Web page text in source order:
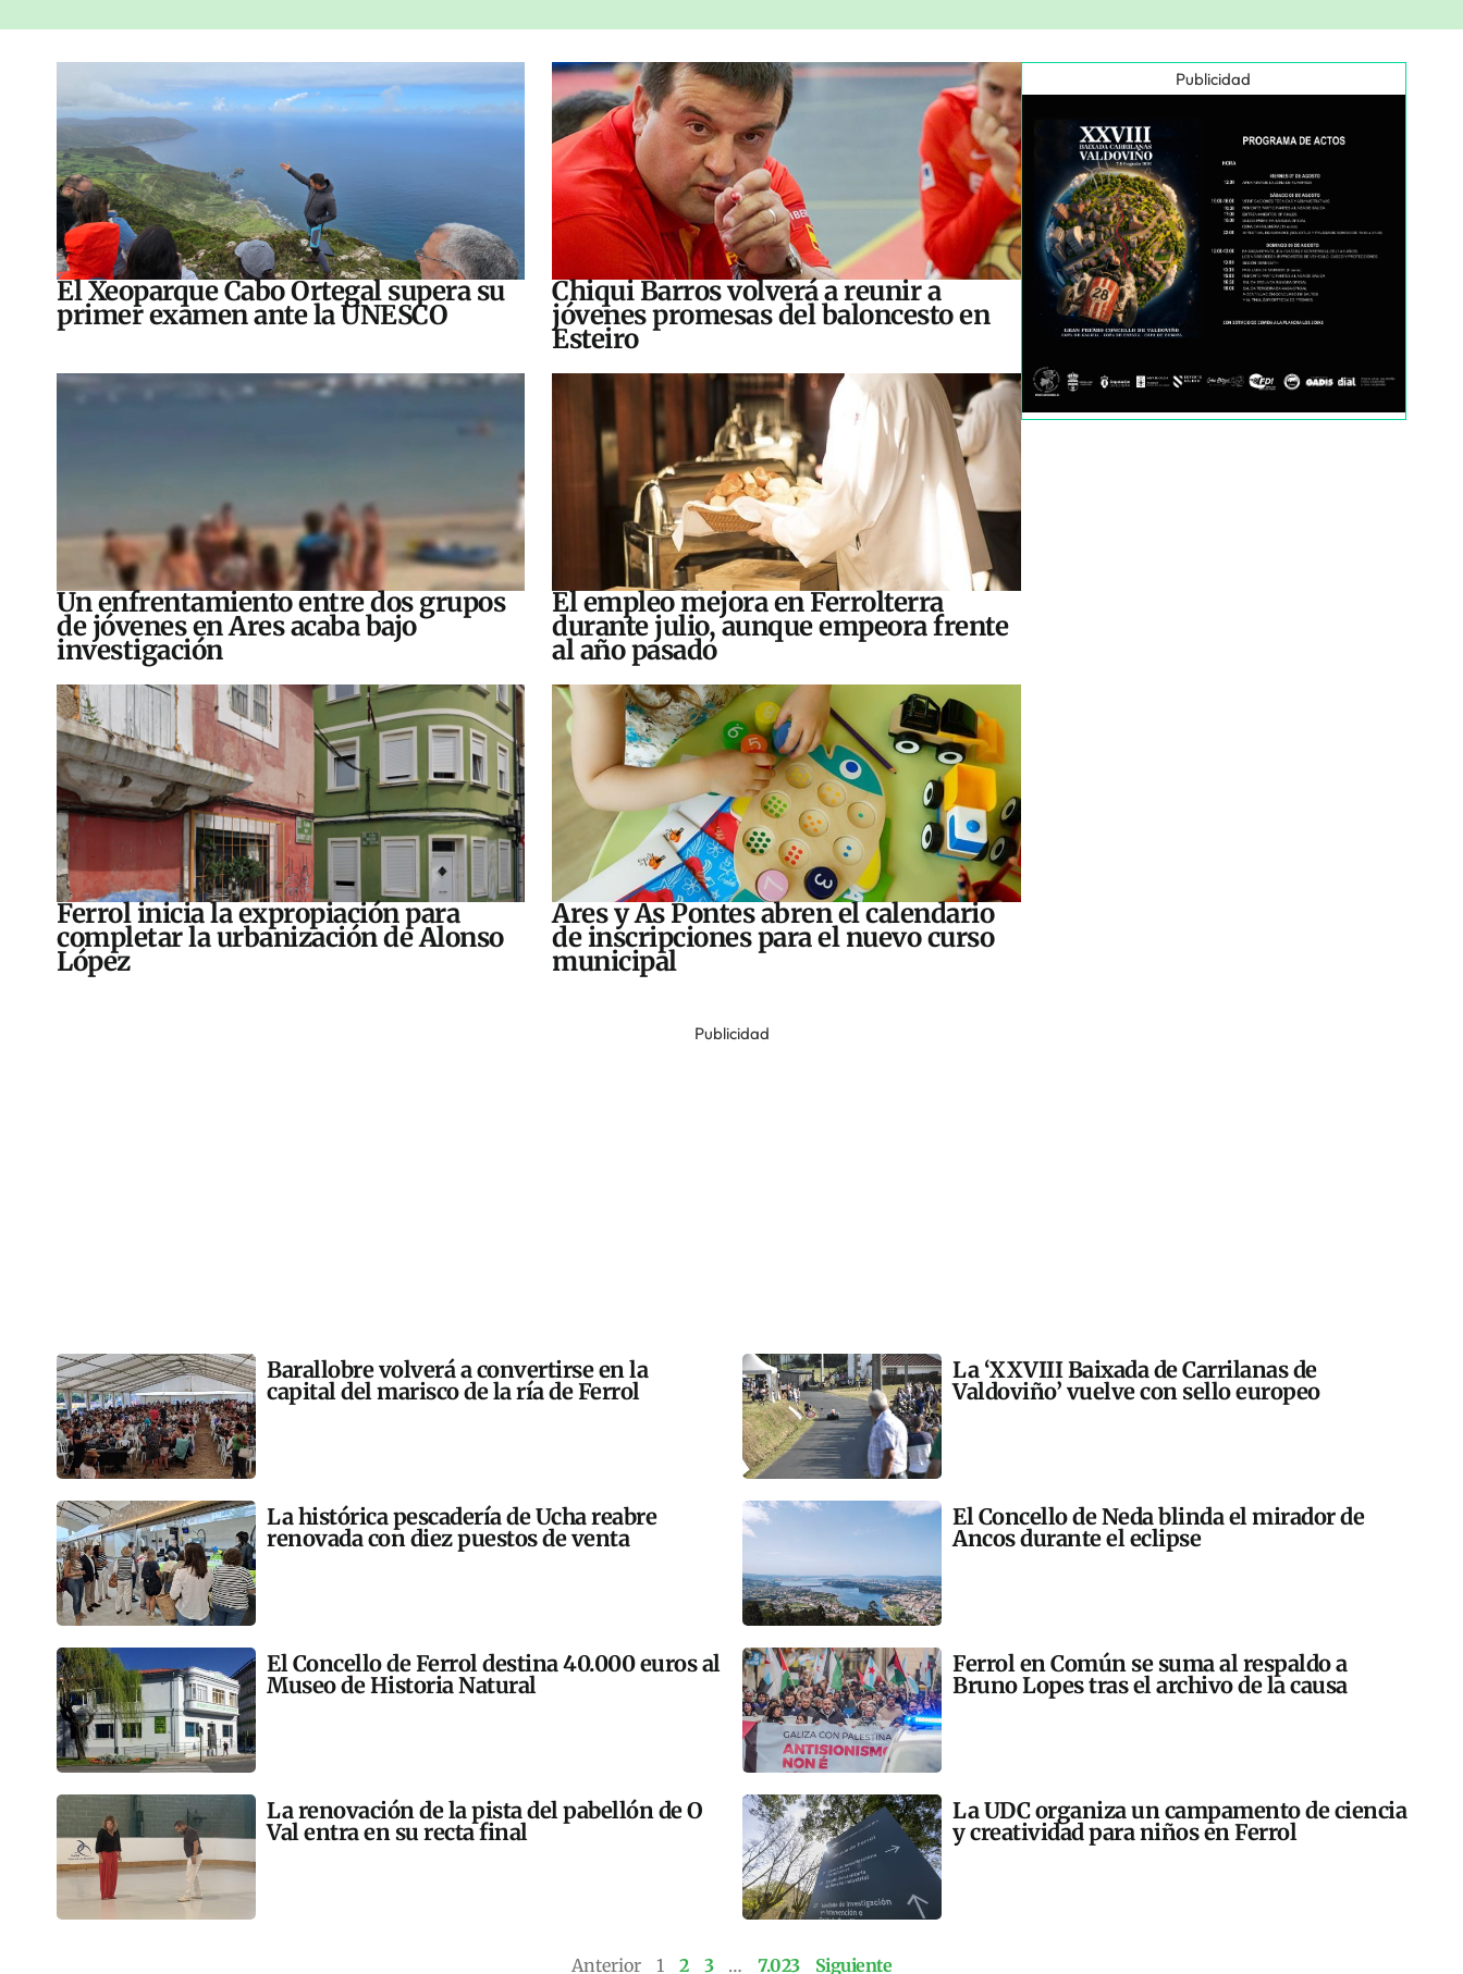
El Xeoparque Cabo Ortegal supera su
primer examen ante la UNESCO
Chiqui Barros volverá a reunir a
jóvenes promesas del baloncesto en
Esteiro
Un enfrentamiento entre dos grupos
de jóvenes en Ares acaba bajo
investigación
El empleo mejora en Ferrolterra
durante julio, aunque empeora frente
al año pasado
Ferrol inicia la expropiación para
completar la urbanización de Alonso
López
Ares y As Pontes abren el calendario
de inscripciones para el nuevo curso
municipal
Publicidad
Publicidad
Barallobre volverá a convertirse en la
capital del marisco de la ría de Ferrol
La ‘XXVIII Baixada de Carrilanas de
Valdoviño’ vuelve con sello europeo
La histórica pescadería de Ucha reabre
renovada con diez puestos de venta
El Concello de Neda blinda el mirador de
Ancos durante el eclipse
El Concello de Ferrol destina 40.000 euros al
Museo de Historia Natural
Ferrol en Común se suma al respaldo a
Bruno Lopes tras el archivo de la causa
La renovación de la pista del pabellón de O
Val entra en su recta final
La UDC organiza un campamento de ciencia
y creatividad para niños en Ferrol
Anterior 1 2 3 … 7.023 Siguiente